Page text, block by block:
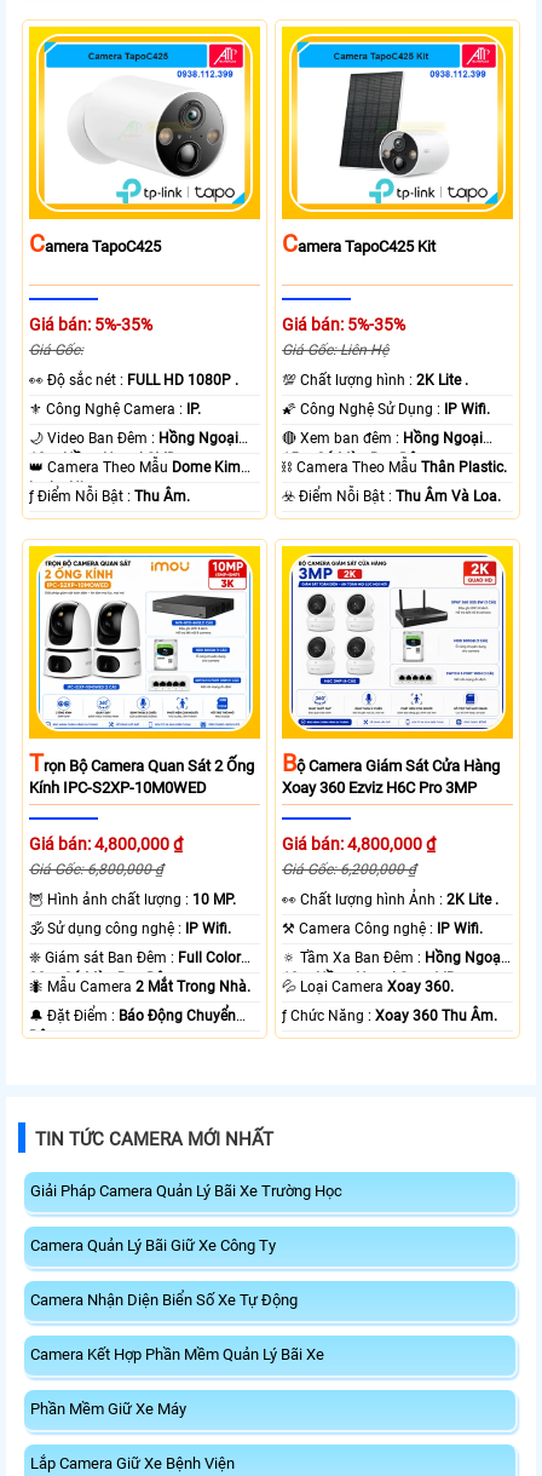
CAmera TapoC425
Giá bán: 5%-35%
Giá Gốc:
️👀 Độ sắc nét : FULL HD 1080P .
⚜️ Công Nghệ Camera :
IP.
🌙 Video Ban Đêm : Hồng Ngoại
10m Hồng Ngoại SMD.
👑 Camera Theo Mẫu Dome Kim
loại + Nhựa.
️ƒ Điểm Nỗi Bật :Thu Âm.
CAmera TapoC425 Kit
Giá bán: 5%-35%
Giá Gốc: Liên Hệ
💯 Chất lượng hình :2K Lite .
🌠 Công Nghệ Sử Dụng :
IP Wifi.
🔴 Xem ban đêm : Hồng Ngoại
15m Có Màu Ban Ðêm.
⛓ Camera Theo MẫuThân Plastic.
️☣️ Điểm Nỗi Bật :Thu Âm Và Loa.
TRọn Bộ Camera Quan Sát 2 Ống
Kính IPC-S2XP-10M0WED
Giá bán: 4,800,000 ₫
Giá Gốc: 6,800,000 ₫
🦉 Hình ảnh chất lượng : 10 MP.
🕉️ Sử dụng công nghệ :
IP Wifi.
❈ Giám sát Ban Đêm : Full Color
20m Có Màu Ban Ðêm.
🐜 Mẫu Camera2 Mắt Trong Nhà.
️🔔 Đặt Điểm : Báo Động Chuyển
Động.
BỘ Camera Giám Sát Cửa Hàng
Xoay 360 Ezviz H6C Pro 3MP
Giá bán: 4,800,000 ₫
Giá Gốc: 6,200,000 ₫
️👀 Chất lượng hình Ảnh :2K Lite .
⚒ Camera Công nghệ :
IP Wifi.
🔅 Tầm Xa Ban Đêm : Hồng Ngoại
10m Hồng Ngoại Smart IR.
💦 Loại CameraXoay 360.
️ƒ Chức Năng :Xoay 360 Thu Âm.
TIN TỨC CAMERA MỚI NHẤT
Giải Pháp Camera Quản Lý Bãi Xe Trường Học
Camera Quản Lý Bãi Giữ Xe Công Ty
Camera Nhận Diện Biển Số Xe Tự Động
Camera Kết Hợp Phần Mềm Quản Lý Bãi Xe
Phần Mềm Giữ Xe Máy
Lắp Camera Giữ Xe Bệnh Viện